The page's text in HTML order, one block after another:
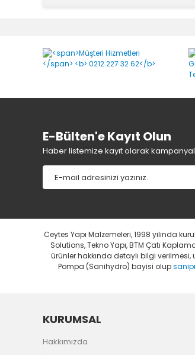
E-Bülten'e Kayıt Olun
Haber listemize kayıt olarak
Ceytes Yapı Malzemeleri, 1998 yılında
Solutions, Tekno Yapı, BTM Çatı
ürünler hakkında detaylı bilgi
Pompa (Sanihydro) bayisi olup
KURUMSAL
Hakkımızda